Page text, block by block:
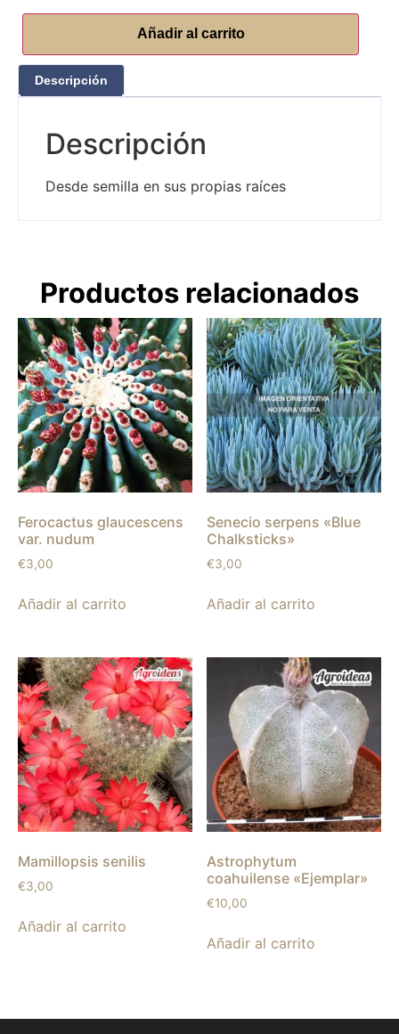
Añadir al carrito
Descripción
Descripción
Desde semilla en sus propias raíces
Productos relacionados
Ferocactus glaucescens
var. nudum
€3,00
Añadir al carrito
Senecio serpens «Blue
Chalksticks»
€3,00
Añadir al carrito
Mamillopsis senilis
€3,00
Añadir al carrito
Astrophytum
coahuilense «Ejemplar»
€10,00
Añadir al carrito